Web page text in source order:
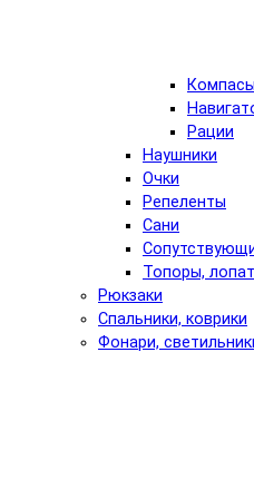
Компасы
Рации
Наушники
Очки
Репеленты
Сани
Топоры,
Рюкзаки
Спальники, коврики
Фонари,